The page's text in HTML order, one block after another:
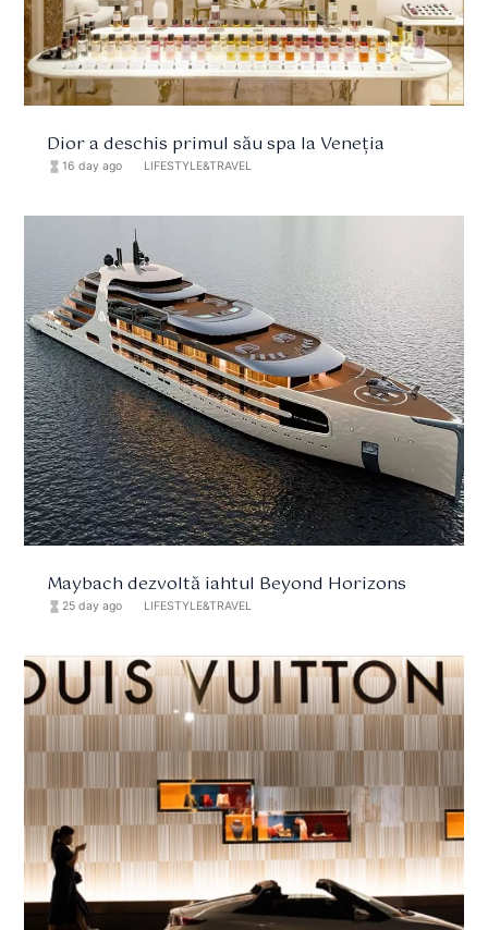
Dior a deschis primul său spa la Veneția
hourglass_full 16 day ago LIFESTYLE&TRAVEL
Maybach dezvoltă iahtul Beyond Horizons
hourglass_full 25 day ago LIFESTYLE&TRAVEL